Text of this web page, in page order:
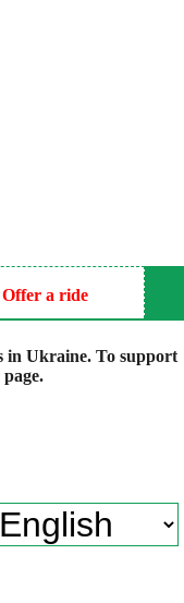
Offer a ride
in Ukraine. To support